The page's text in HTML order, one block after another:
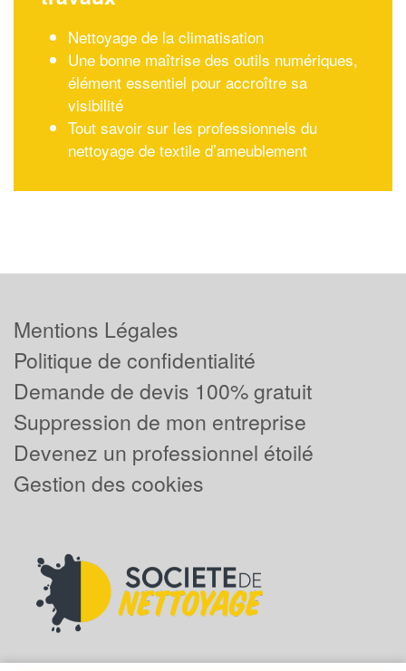
Nettoyage de la climatisation
Une bonne maîtrise des outils numériques,
élément essentiel pour accroître sa
visibilité
Tout savoir sur les professionnels du
nettoyage de textile d’ameublement
Mentions Légales
Politique de confidentialité
Demande de devis 100% gratuit
Suppression de mon entreprise
Devenez un professionnel étoilé
Gestion des cookies